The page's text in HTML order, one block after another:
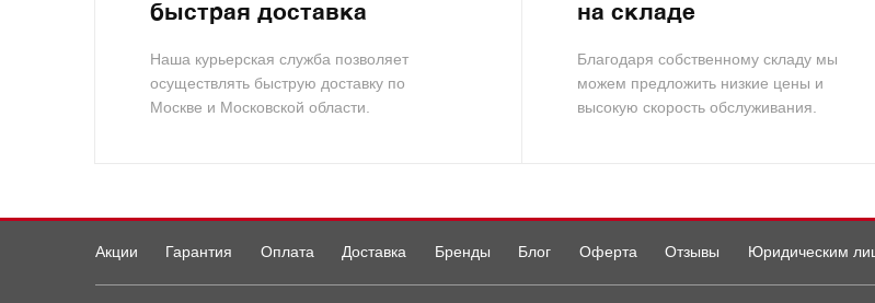
быстрая доставка
Наша курьерская служба позволяет
осуществлять быструю доставку по
Москве и Московской области.
на складе
Благодаря собственному складу мы
можем предложить низкие цены и
высокую скорость обслуживания.
Акции Гарантия Оплата Доставка Бренды Блог Оферта Отзывы Юридическим